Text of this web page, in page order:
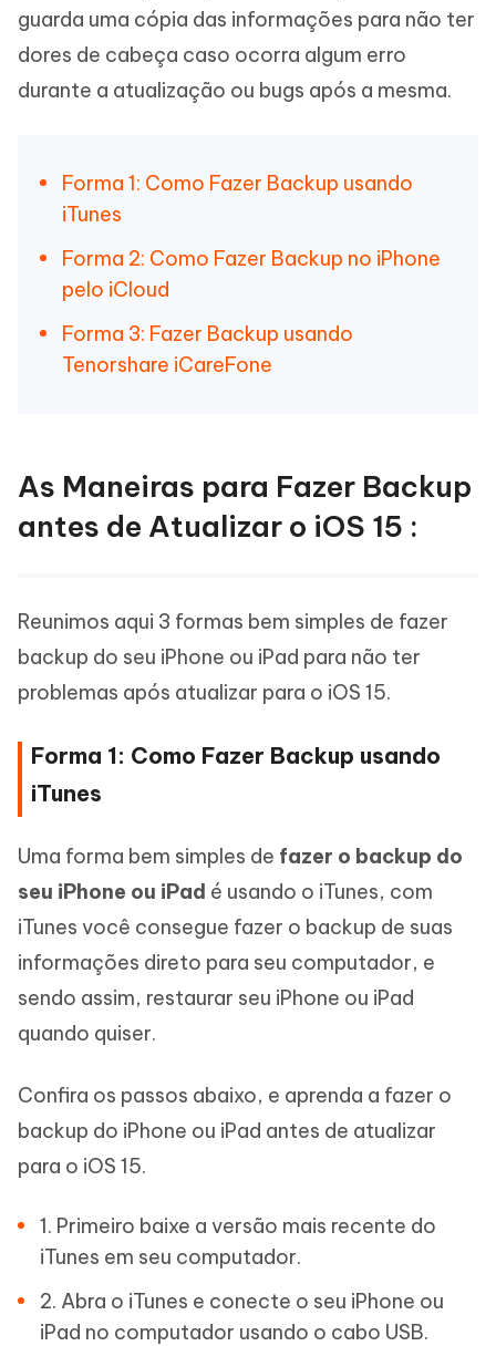
guarda uma cópia das informações para não ter
dores de cabeça caso ocorra algum erro
durante a atualização ou bugs após a mesma.
Forma 1: Como Fazer Backup usando
iTunes
Forma 2: Como Fazer Backup no iPhone
pelo iCloud
Forma 3: Fazer Backup usando
Tenorshare iCareFone
As Maneiras para Fazer Backup
antes de Atualizar o iOS 15 :
Reunimos aqui 3 formas bem simples de fazer
backup do seu iPhone ou iPad para não ter
problemas após atualizar para o iOS 15.
Forma 1: Como Fazer Backup usando
iTunes
Uma forma bem simples de fazer o backup do
seu iPhone ou iPad é usando o iTunes, com
iTunes você consegue fazer o backup de suas
informações direto para seu computador, e
sendo assim, restaurar seu iPhone ou iPad
quando quiser.
Confira os passos abaixo, e aprenda a fazer o
backup do iPhone ou iPad antes de atualizar
para o iOS 15.
1. Primeiro baixe a versão mais recente do
iTunes em seu computador.
2. Abra o iTunes e conecte o seu iPhone ou
iPad no computador usando o cabo USB.